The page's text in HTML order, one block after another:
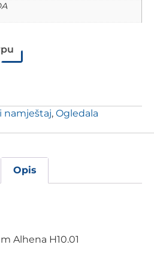
namještaj, Ogledala
Opis
Alhena H10.01